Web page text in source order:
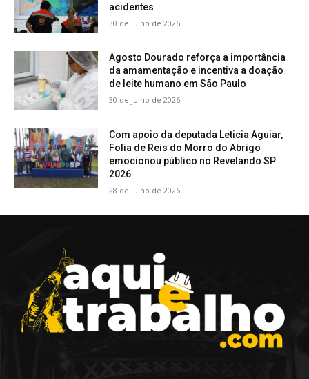
acidentes
30 de julho de 2026
Agosto Dourado reforça a importância
da amamentação e incentiva a doação
de leite humano em São Paulo
30 de julho de 2026
Com apoio da deputada Leticia Aguiar,
Folia de Reis do Morro do Abrigo
emocionou público no Revelando SP
2026
28 de julho de 2026